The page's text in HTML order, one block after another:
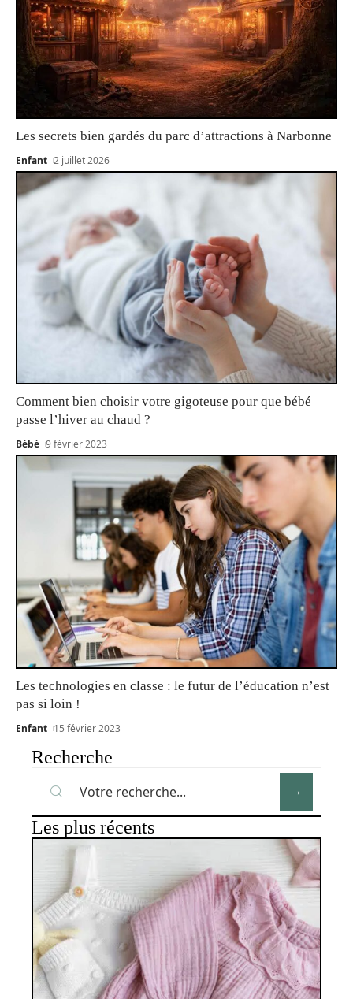
Les secrets bien gardés du parc d’attractions à Narbonne
Enfant 2 juillet 2026
Comment bien choisir votre gigoteuse pour que bébé
passe l’hiver au chaud ?
Bébé 9 février 2023
Les technologies en classe : le futur de l’éducation n’est
pas si loin !
Enfant 15 février 2023
Recherche
Les plus récents